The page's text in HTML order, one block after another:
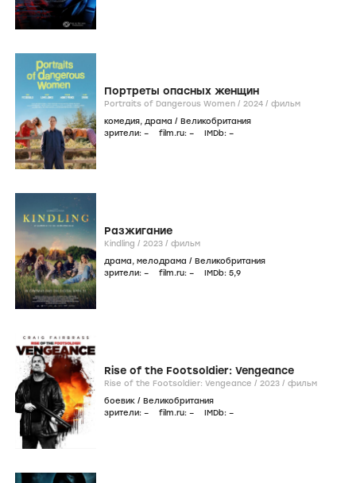
Портреты опасных женщин
Portraits of Dangerous Women / 2024 / фильм
комедия, драма / Великобритания
зрители: – film.ru: – IMDb: –
Разжигание
Kindling / 2023 / фильм
драма, мелодрама / Великобритания
зрители: – film.ru: – IMDb: 5,9
Rise of the Footsoldier: Vengeance
Rise of the Footsoldier: Vengeance / 2023 / фильм
боевик / Великобритания
зрители: – film.ru: – IMDb: –